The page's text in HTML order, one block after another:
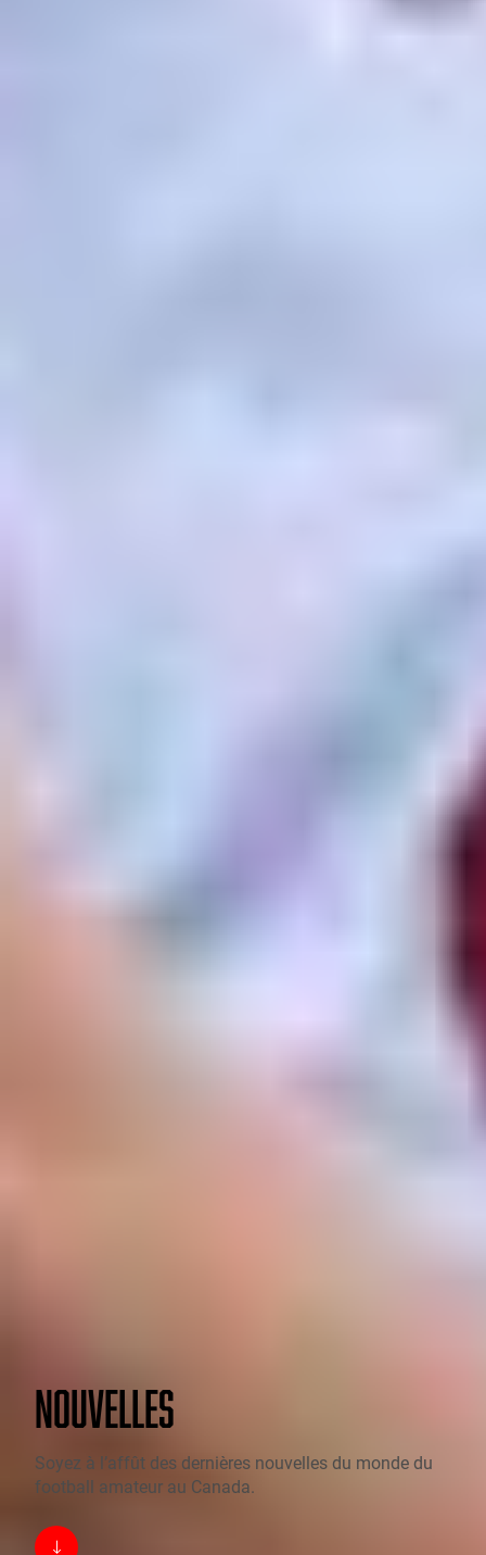
NOUVELLES
Soyez à l’affût des dernières nouvelles du monde du
football amateur au Canada.